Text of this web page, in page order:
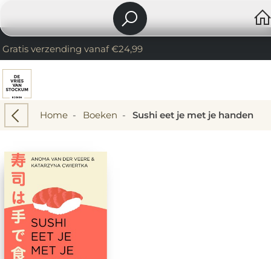
Gratis verzending vanaf €24,99
Home- Boeken - Sushi eet je met je handen